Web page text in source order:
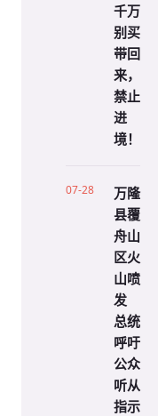
千万
别买
带回
来，
禁止
进
境！
07-28
万隆
县覆
舟山
区火
山喷
发
总统
呼吁
公众
听从
指示